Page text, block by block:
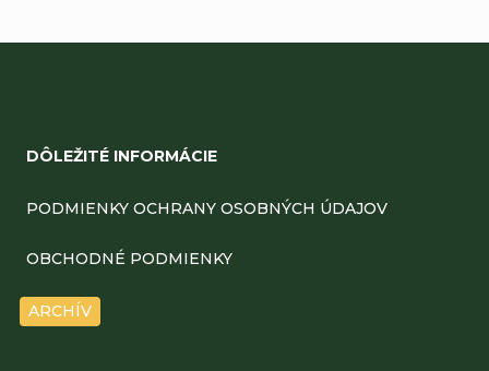
DÔLEŽITÉ INFORMÁCIE
PODMIENKY OCHRANY OSOBNÝCH ÚDAJOV
OBCHODNÉ PODMIENKY
ARCHÍV